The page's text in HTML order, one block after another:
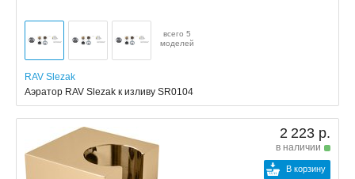
всего 5
моделей
RAV Slezak
Аэратор RAV Slezak к изливу SR0104
2 223 р.
в наличии
В корзину